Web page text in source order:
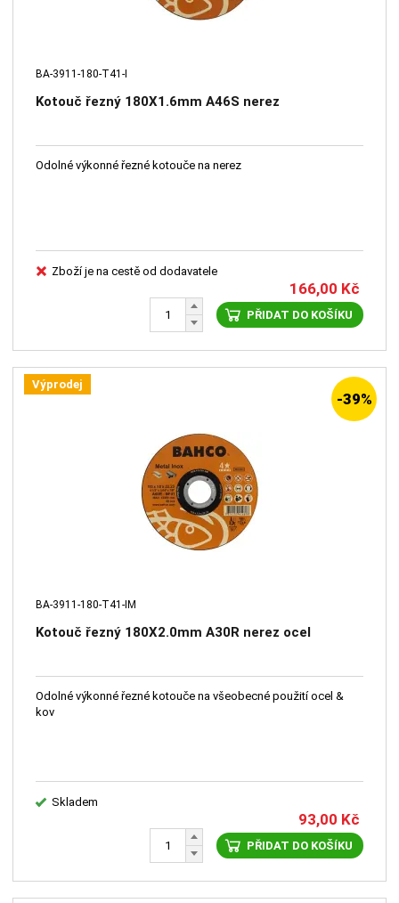
BA-3911-180-T41-I
Kotouč řezný 180X1.6mm A46S nerez
Odolné výkonné řezné kotouče na nerez
Zboží je na cestě od dodavatele
166,00 Kč
PŘIDAT DO KOŠÍKU
Výprodej
-39%
BA-3911-180-T41-IM
Kotouč řezný 180X2.0mm A30R nerez ocel
Odolné výkonné řezné kotouče na všeobecné použití ocel &
kov
Skladem
93,00 Kč
PŘIDAT DO KOŠÍKU